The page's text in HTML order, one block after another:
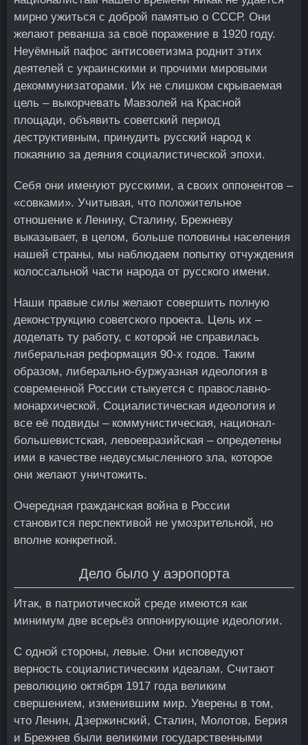
мирно ужиться с доброй памятью о СССР. Они
желают реванша за своё поражение в 1920 году.
Неуёмный пафос антисоветизма роднит этих
деятелей с украинскими и прочими мировыми
декоммунизаторами. Их не слишком скрываемая
цель – выкорчевать Мавзолей на Красной
площади, объявить советский период
деструктивным, принудить русский народ к
покаянию за деяния социалистической эпохи.
Себя они именуют русскими, а своих оппонентов –
«совками». Учитывая, что положительное
отношение к Ленину, Сталину, Брежневу
выказывает, в целом, больше половины населения
нашей страны, мы наблюдаем попытку отчуждения
колоссальной части народа от русского имени.
Наши правые силы желают совершить полную
деконструкцию советского проекта. Цель их –
доделать ту работу, с которой не справилась
либеральная реформация 90-х годов. Таким
образом, либерально-буржуазная идеология в
современной России стыкуется с православно-
монархической. Социалистическая идеология и
все её подвиды – коммунистическая, национал-
большевистская, левоевразийская – определены
ими в качестве недвусмысленного зла, которое
они желают уничтожить.
Очередная гражданская война в России
становится перспективой не умозрительной, но
вполне конкретной.
Дело было у аэропорта
Итак, в патриотической среде имеются как
минимум две всерьёз оппонирующие идеологии.
С одной стороны, левые. Они исповедуют
верность социалистическим идеалам. Считают
революцию октября 1917 года великим
свершением, изменившим мир. Уверены в том,
что Ленин, Дзержинский, Сталин, Молотов, Берия
и Брежнев были великими государственными